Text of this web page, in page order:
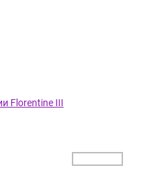
Florentine III